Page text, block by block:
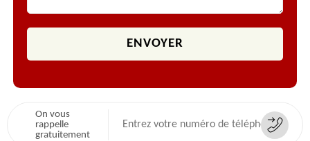
On vous
rappelle
gratuitement